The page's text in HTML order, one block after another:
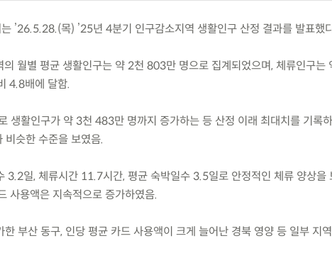
’26.5.28.(목) ’25년 4분기 인구감소지역 생활인구 산정 결과를 발표했
월별 평균 생활인구는 약 2천 803만 명으로 집계되었으며, 체류인구는
4.8배에 달함.
생활인구가 약 3천 483만 명까지 증가하는 등 산정 이래 최대치를 기록
슷한 수준을 보였음.
3.2일, 체류시간 11.7시간, 평균 숙박일수 3.5일로 안정적인 체류 양상을
사용액은 지속적으로 증가하였음.
부산 동구, 인당 평균 카드 사용액이 크게 늘어난 경북 영양 등 일부 지